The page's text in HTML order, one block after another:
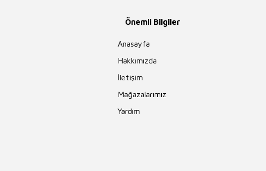
Önemli Bilgiler
Anasayfa
Hakkımızda
İletişim
Mağazalarımız
Yardım